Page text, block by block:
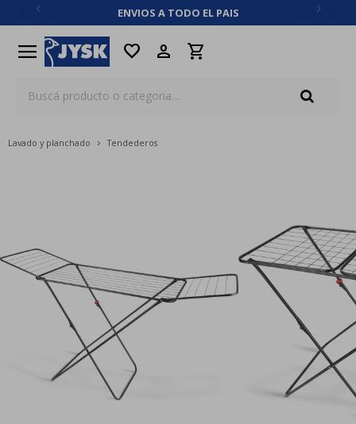
ENVIOS A TODO EL PAIS
menu favorite
Lavado y planchado Tendederos
close